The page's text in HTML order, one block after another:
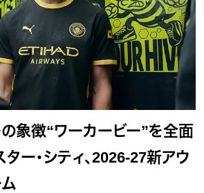
象徴“ワーカービー”を全面
ー・シティ、2026-27新アウ